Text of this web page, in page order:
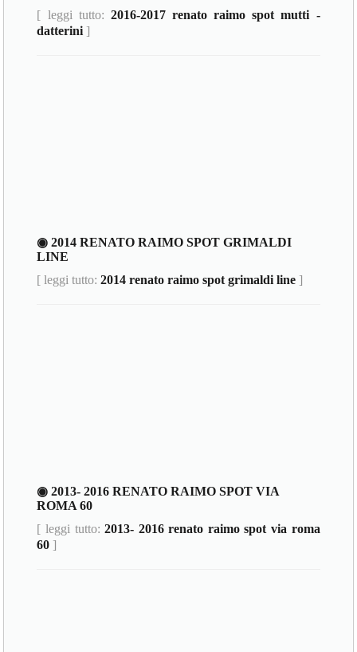
[ leggi tutto: 2016-2017 renato raimo spot mutti -
datterini ]
◉ 2014 RENATO RAIMO SPOT GRIMALDI
LINE
[ leggi tutto:2014 renato raimo spot grimaldi line ]
◉ 2013- 2016 RENATO RAIMO SPOT VIA
ROMA 60
[ leggi tutto:2013- 2016 renato raimo spot via roma
60 ]